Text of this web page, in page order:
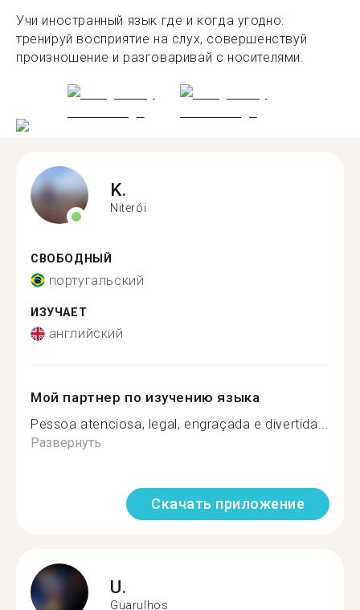
Учи иностранный язык где и когда угодно:
тренируй восприятие на слух, совершенствуй
произношение и разговаривай с носителями.
K.
Niterói
СВОБОДНЫЙ
португальский
ИЗУЧАЕТ
английский
Мой партнер по изучению языка
Pessoa atenciosa, legal, engraçada e divertida...
Развернуть
Скачать приложение
U.
Guarulhos